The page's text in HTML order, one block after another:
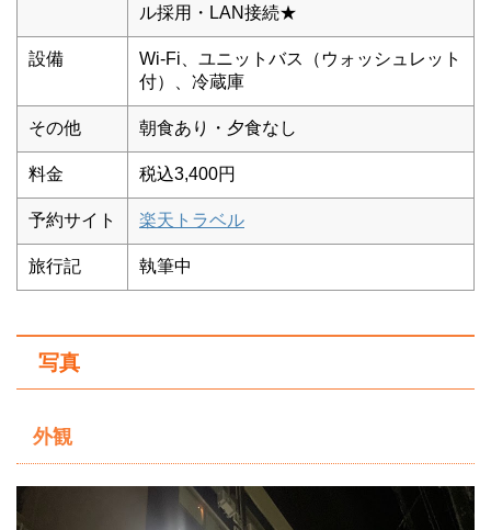
ル採用・LAN接続★
設備
Wi-Fi、ユニットバス（ウォッシュレット
付）、冷蔵庫
その他 朝食あり・夕食なし
料金 税込3,400円
予約サイト 楽天トラベル
旅行記 執筆中
写真
外観